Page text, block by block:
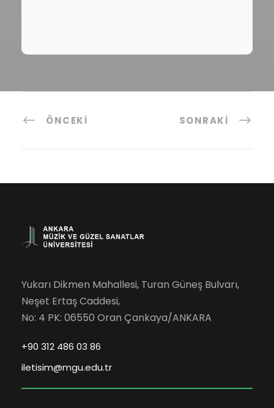
ÖNCEKI SONRAKI
Yukarı Dikmen Mahallesi, Turan Güneş Bulvarı,
Neşet Ertaş Caddesi,
No: 4 PK: 06550 Oran Çankaya/ANKARA
+90 312 486 03 86
iletisim@mgu.edu.tr